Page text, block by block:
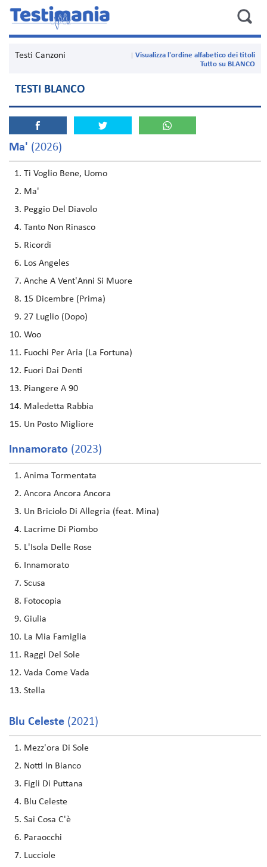
Testi Canzoni
Visualizza l'ordine alfabetico dei titoli
Tutto su BLANCO
TESTI BLANCO
Ma' (2026)
Ti Voglio Bene, Uomo
Ma'
Peggio Del Diavolo
Tanto Non Rinasco
Ricordi
Los Angeles
Anche A Vent'Anni Si Muore
15 Dicembre (Prima)
27 Luglio (Dopo)
Woo
Fuochi Per Aria (La Fortuna)
Fuori Dai Denti
Piangere A 90
Maledetta Rabbia
Un Posto Migliore
Innamorato (2023)
Anima Tormentata
Ancora Ancora Ancora
Un Briciolo Di Allegria (feat. Mina)
Lacrime Di Piombo
L'Isola Delle Rose
Innamorato
Scusa
Fotocopia
Giulia
La Mia Famiglia
Raggi Del Sole
Vada Come Vada
Stella
Blu Celeste (2021)
Mezz'ora Di Sole
Notti In Bianco
Figli Di Puttana
Blu Celeste
Sai Cosa C'è
Paraocchi
Lucciole